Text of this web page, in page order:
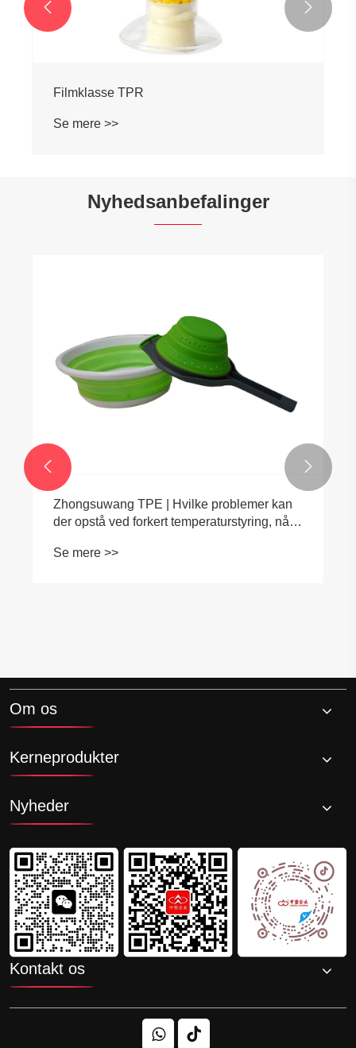
Filmklasse TPR
Se mere >>
 
Nyhedsanbefalinger
Zhongsuwang TPE | Hvilke problemer kan
der opstå ved forkert temperaturstyring, når
Se mere >>
 
Om os
Kerneprodukter
Nyheder
Kontakt os